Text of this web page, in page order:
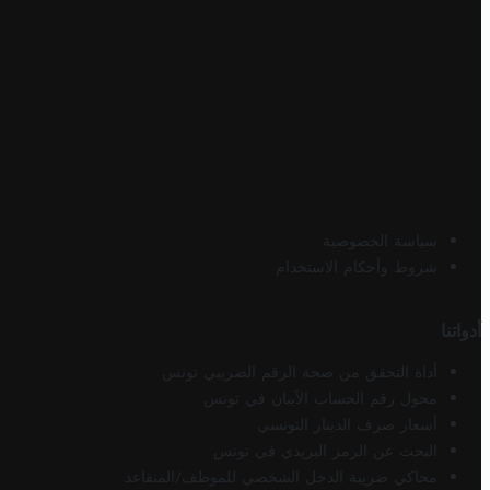
سياسة الخصوصية
شروط وأحكام الاستخدام
أدواتنا
أداة التحقق من صحة الرقم الضريبي تونس
محول رقم الحساب الآيبان في تونس
أسعار صرف الدينار التونسي
البحث عن الرمز البريدي في تونس
محاكي ضريبة الدخل الشخصي للموظف/المتقاعد